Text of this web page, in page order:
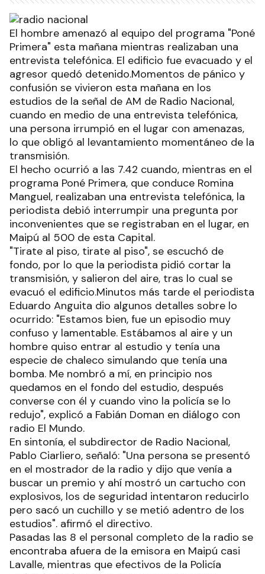
El hombre amenazó al equipo del programa "Poné
Primera" esta mañana mientras realizaban una
entrevista telefónica. El edificio fue evacuado y el
agresor quedó detenido.Momentos de pánico y
confusión se vivieron esta mañana en los
estudios de la señal de AM de Radio Nacional,
cuando en medio de una entrevista telefónica,
una persona irrumpió en el lugar con amenazas,
lo que obligó al levantamiento momentáneo de la
transmisión.
El hecho ocurrió a las 7.42 cuando, mientras en el
programa Poné Primera, que conduce Romina
Manguel, realizaban una entrevista telefónica, la
periodista debió interrumpir una pregunta por
inconvenientes que se registraban en el lugar, en
Maipú al 500 de esta Capital.
"Tirate al piso, tirate al piso", se escuchó de
fondo, por lo que la periodista pidió cortar la
transmisión, y salieron del aire, tras lo cual se
evacuó el edificio.Minutos más tarde el periodista
Eduardo Anguita dio algunos detalles sobre lo
ocurrido: "Estamos bien, fue un episodio muy
confuso y lamentable. Estábamos al aire y un
hombre quiso entrar al estudio y tenía una
especie de chaleco simulando que tenía una
bomba. Me nombró a mí, en principio nos
quedamos en el fondo del estudio, después
converse con él y cuando vino la policía se lo
redujo", explicó a Fabián Doman en diálogo con
radio El Mundo.
En sintonía, el subdirector de Radio Nacional,
Pablo Ciarliero, señaló: "Una persona se presentó
en el mostrador de la radio y dijo que venía a
buscar un premio y ahí mostró un cartucho con
explosivos, los de seguridad intentaron reducirlo
pero sacó un cuchillo y se metió adentro de los
estudios". afirmó el directivo.
Pasadas las 8 el personal completo de la radio se
encontraba afuera de la emisora en Maipú casi
Lavalle, mientras que efectivos de la Policía